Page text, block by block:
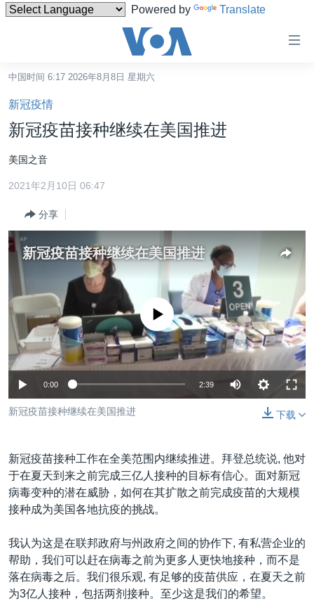
Powered by Translate
碍
链
接
跳
转
内
转
跳
检
索
台湾
港澳
国际
最新国际新闻
印太
中东
欧洲
非洲
美洲
分类新闻
经济·金融·贸易
人权·法律·宗教
科教·文娱·体健
军事
劳工
美中关系
热点专题
白宫要闻
国会报道
美中关系
重要讲话与声明
台海两岸关系
关注西藏
关注新疆
GEN Z 看美国
VOA视频
VOA今日焦点
中文广播
关注我们
其他语言网站
中国时间 6:17 2026年8月8日 星期六
新冠疫情
新冠疫苗接种继续在美国推进
美国之音
2021年2月10日 06:47
分享
新冠疫苗接种继续在美国推进
没有媒体可用资源
0:00 2:39
下载
新冠疫苗接种继续在美国推进
新冠疫苗接种工作在全美范围内继续推进。拜登总统说, 他对
于在夏天到来之前完成三亿人接种的目标有信心。面对新冠
病毒变种的潜在威胁，如何在其扩散之前完成疫苗的大规模
接种成为美国各地抗疫的挑战。
我认为这是在联邦政府与州政府之间的协作下, 有私营企业的
帮助，我们可以赶在病毒之前为更多人更快地接种，而不是
落在病毒之后。我们很乐观, 有足够的疫苗供应，在夏天之前
为3亿人接种，包括两剂接种。至少这是我们的希望。